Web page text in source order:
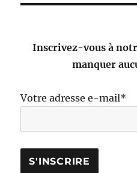
Inscrivez-vous à
manquer
Votre adresse e-mail*